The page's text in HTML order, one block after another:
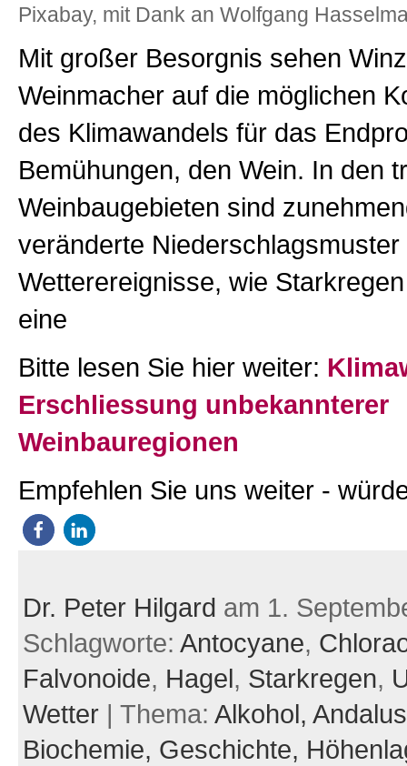
Pixabay, mit Dank an Wolfgang
Mit großer Besorgnis sehen
Weinmacher auf die möglichen
des Klimawandels für das
Bemühungen, den Wein. In den
Weinbaugebieten sind
veränderte
Wetterereignisse, wie
eine
Bitte lesen Sie hier weiter:
Erschliessung unbekannterer
Weinbauregionen
Empfehlen Sie uns weiter -
Dr. Peter Hilgard am 1.
Schlagworte: Antocyane,
Falvonoide, Hagel, Starkregen,
Wetter| Thema: Alkohol,
Biochemie, Geschichte,